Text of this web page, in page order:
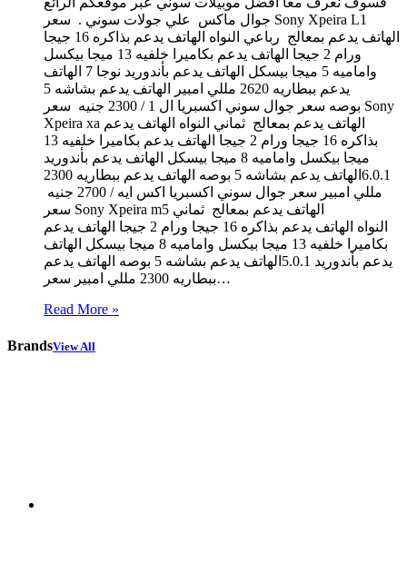
جوال ماكس علي جولات سوني . سعر Sony Xpeira L1
الهاتف يدعم بمعالج رباعي النواه الهاتف يدعم بذاكره 16 جيجا
ورام 2 جيجا الهاتف يدعم بكاميرا خلفيه 13 ميجا بيكسل
واماميه 5 ميجا بيسكل الهاتف يدعم بأندوريد نوجا 7 الهاتف
يدعم ببطاريه 2620 مللي امبير الهاتف يدعم بشاشه 5
بوصه سعر جوال سوني اكسبريا ال 1 / 2300 جنيه سعر Sony
Xpeira xa الهاتف يدعم بمعالج ثماني النواه الهاتف يدعم
بذاكره 16 جيجا ورام 2 جيجا الهاتف يدعم بكاميرا خلفيه 13
ميجا بيكسل واماميه 8 ميجا بيسكل الهاتف يدعم بأندوريد
6.0.1الهاتف يدعم بشاشه 5 بوصه الهاتف يدعم ببطاريه 2300
مللي امبير سعر جوال سوني اكسبريا اكس ايه / 2700 جنيه
سعر Sony Xpeira m5 الهاتف يدعم بمعالج ثماني
النواه الهاتف يدعم بذاكره 16 جيجا ورام 2 جيجا الهاتف يدعم
بكاميرا خلفيه 13 ميجا بيكسل واماميه 8 ميجا بيسكل الهاتف
يدعم بأندوريد 5.0.1الهاتف يدعم بشاشه 5 بوصه الهاتف يدعم
ببطاريه 2300 مللي امبير سعر…
Read More »
BrandsView All